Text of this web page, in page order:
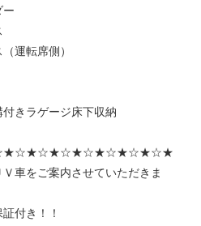
ー
運転席側）
きラゲージ床下収納
車をご案内させていただきま
付き！！